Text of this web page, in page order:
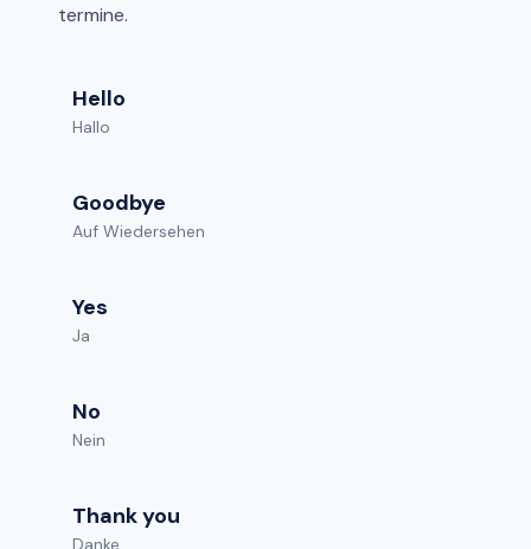
termine.
Hello
Hallo
Goodbye
Auf Wiedersehen
Yes
Ja
No
Nein
Thank you
Danke